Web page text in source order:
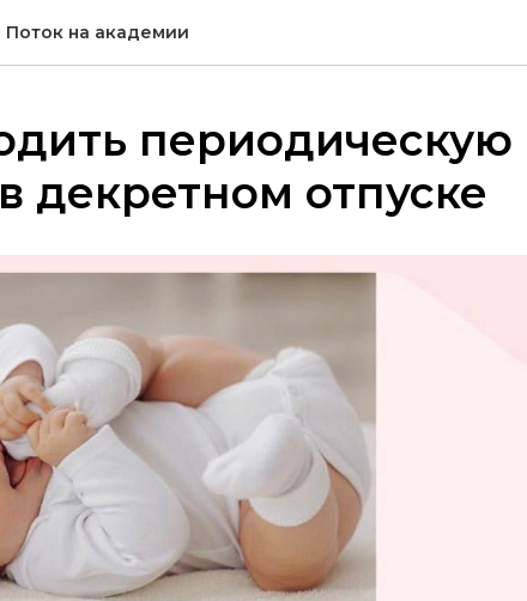
Поток на академии
периодическую
декретном отпуске